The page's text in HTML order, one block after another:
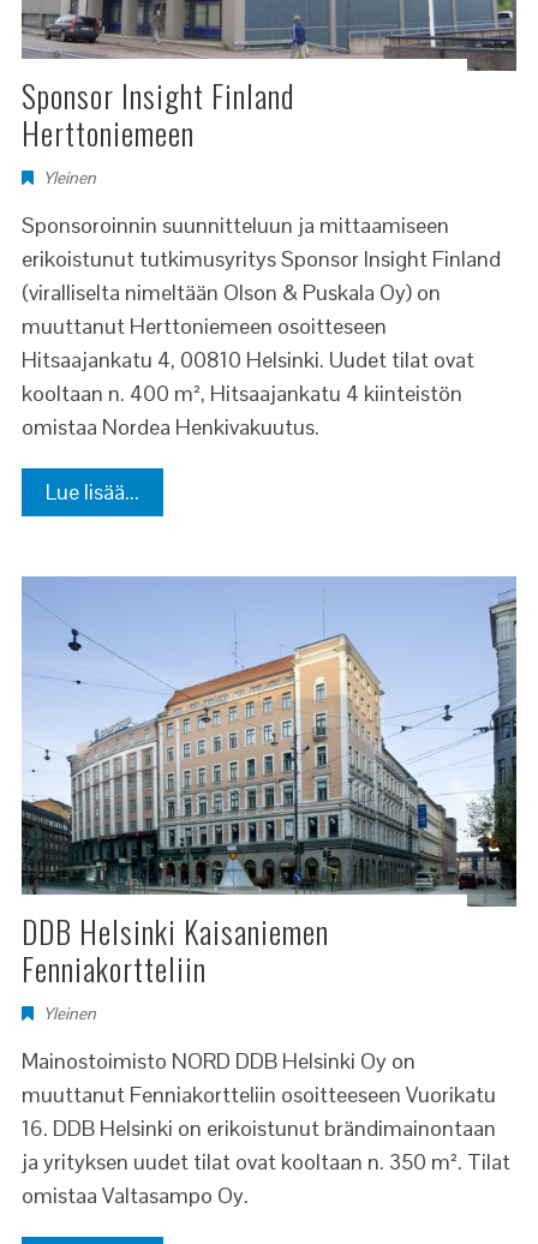
Sponsor Insight Finland
Herttoniemeen
Yleinen
Sponsoroinnin suunnitteluun ja mittaamiseen
erikoistunut tutkimusyritys Sponsor Insight Finland
(viralliselta nimeltään Olson & Puskala Oy) on
muuttanut Herttoniemeen osoitteseen
Hitsaajankatu 4, 00810 Helsinki. Uudet tilat ovat
kooltaan n. 400 m², Hitsaajankatu 4 kiinteistön
omistaa Nordea Henkivakuutus.
Lue lisää...
DDB Helsinki Kaisaniemen
Fenniakortteliin
Yleinen
Mainostoimisto NORD DDB Helsinki Oy on
muuttanut Fenniakortteliin osoitteeseen Vuorikatu
16. DDB Helsinki on erikoistunut brändimainontaan
ja yrityksen uudet tilat ovat kooltaan n. 350 m². Tilat
omistaa Valtasampo Oy.